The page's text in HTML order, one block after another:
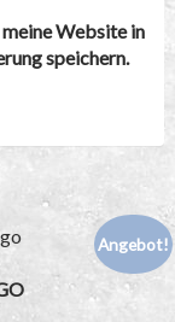
Website in
speichern.
Angebot!